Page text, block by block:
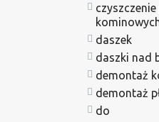
daszek
daszki nad
demontaż
demontaż
do